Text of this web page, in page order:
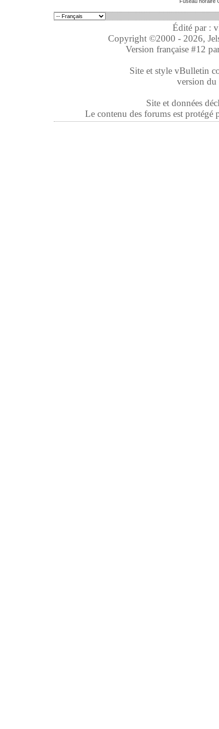
Édité par :
Copyright ©2000 - 2026,
Version française #12
Site et style vBulletin
version
Site et données
Le contenu des forums est protégé